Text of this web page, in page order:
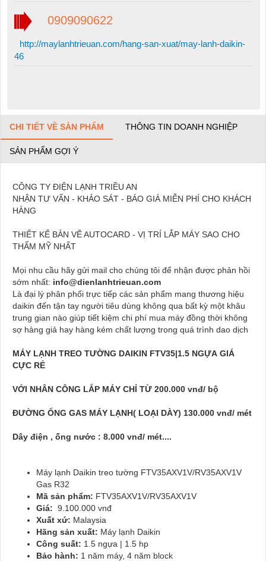
0909090622
http://maylanhtrieuan.com/hang-san-xuat/may-lanh-daikin-
46
CHI TIẾT VỀ SẢN PHẨM THÔNG TIN DOANH NGHIỆP
SẢN PHẨM GỢI Ý
CÔNG TY ĐIỆN LẠNH TRIỀU AN
NHẬN TƯ VẤN - KHẢO SÁT - BÁO GIÁ MIỄN PHÍ CHO KHÁCH
HÀNG
THIẾT KẾ BẢN VẼ AUTOCARD - VỊ TRÍ LẮP MÁY SAO CHO
THẨM MỸ NHẤT
Mọi nhu cầu hãy gửi mail cho chúng tôi để nhận được phản hồi
sớm nhất: info@dienlanhtrieuan.com
Là đại lý phân phối trực tiếp các sản phẩm mang thương hiệu
daikin đến tận tay người tiêu dùng không qua bất kỳ một khâu
trung gian nào giúp tiết kiệm chi phí mua máy đồng thời không
sợ hàng giả hay hàng kém chất lượng trong quá trình dao dịch
MÁY LẠNH TREO TƯỜNG DAIKIN FTV35|1.5 NGỰA GIÁ
CỰC RẺ
VỚI NHÂN CÔNG LẮP MÁY CHỈ TỪ 200.000 vnđ/ bộ
ĐƯỜNG ỐNG GAS MÁY LẠNH( LOẠI DÀY) 130.000 vnđ/ mét
Dây điện , ống nước : 8.000 vnđ/ mét....
Máy lạnh Daikin treo tường FTV35AXV1V/RV35AXV1V
Gas R32
Mã sản phẩm: FTV35AXV1V/RV35AXV1V
Giá: 9.100.000 vnđ
Xuất xứ: Malaysia
Hãng sản xuất: Máy lạnh Daikin
Công suất: 1.5 ngựa | 1.5 hp
Bảo hành: 1 năm máy, 4 năm block